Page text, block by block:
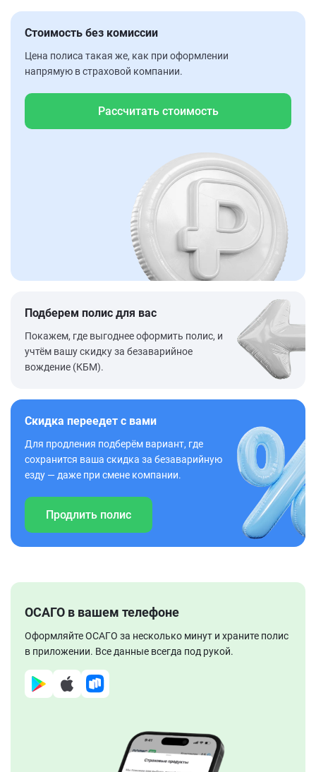
Стоимость без комиссии
Цена полиса такая же, как при оформлении
напрямую в страховой компании.
Рассчитать стоимость
Подберем полис для вас
Покажем, где выгоднее оформить полис, и
учтём вашу скидку за безаварийное
вождение (КБМ).
Скидка переедет с вами
Для продления подберём вариант, где
сохранится ваша скидка за безаварийную
езду — даже при смене компании.
Продлить полис
ОСАГО в вашем телефоне
Оформляйте ОСАГО за несколько минут и храните полис
в приложении. Все данные всегда под рукой.